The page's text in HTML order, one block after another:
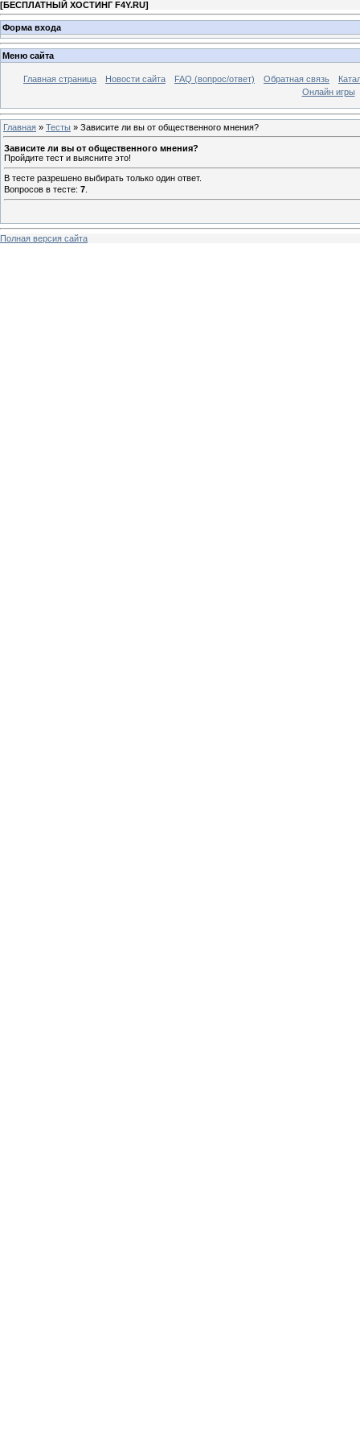
[БЕСПЛАТНЫЙ ХОСТИНГ F4Y.RU]
Форма входа
Меню сайта
Главная страница Новости сайта FAQ (вопрос/ответ) Обратная связь
Онлайн игры
Главная » Тесты » Зависите ли вы от общественного мнения?
Зависите ли вы от общественного мнения?
Пройдите тест и выясните это!
В тесте разрешено выбирать только один ответ.
Вопросов в тесте: 7
Полная версия сайта